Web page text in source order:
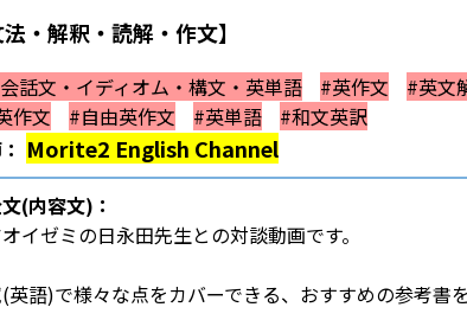
・解釈・読解・作文】
話文・イディオム・構文・英単語 #英作文
#英文
作文
#自由英作文 #英単語
#和文英訳
Morite2 English Channel
(内容文)：
イゼミの日永田先生との対談動画です。
英語)で様々な点をカバーできる、おすすめの参考書